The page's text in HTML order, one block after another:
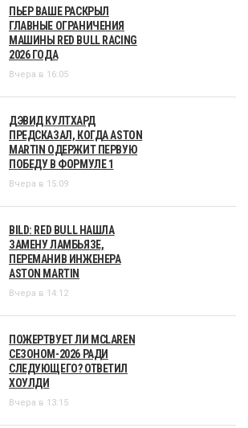
ПЬЕР ВАШЕ РАСКРЫЛ
ГЛАВНЫЕ ОГРАНИЧЕНИЯ
МАШИНЫ RED BULL RACING
2026 ГОДА
Вчера в 16:05
ДЭВИД КУЛТХАРД
ПРЕДСКАЗАЛ, КОГДА ASTON
MARTIN ОДЕРЖИТ ПЕРВУЮ
ПОБЕДУ В ФОРМУЛЕ 1
Вчера в 15:09
BILD: RED BULL НАШЛА
ЗАМЕНУ ЛАМБЬЯЗЕ,
ПЕРЕМАНИВ ИНЖЕНЕРА
ASTON MARTIN
Вчера в 14:12
ПОЖЕРТВУЕТ ЛИ MCLAREN
СЕЗОНОМ-2026 РАДИ
СЛЕДУЮЩЕГО? ОТВЕТИЛ
ХОУЛДИ
Вчера в 13:15